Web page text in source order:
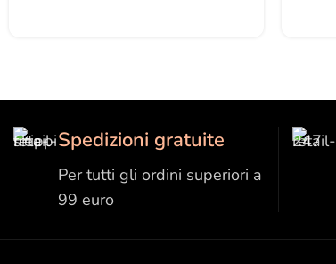
Spedizioni gratuite
Per tutti gli ordini superiori a
99 euro